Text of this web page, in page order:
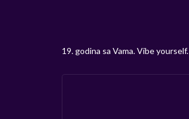
19. godina sa Vama. Vibe yourself.